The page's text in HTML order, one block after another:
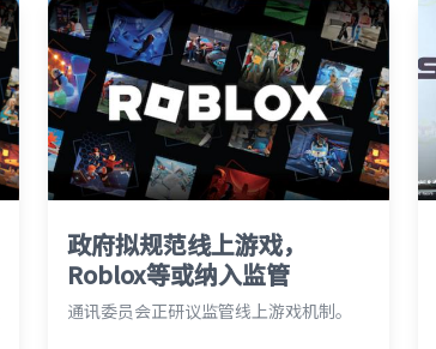
政府拟规范线上游戏，
Roblox等或纳入监管
通讯委员会正研议监管线上游戏机制。